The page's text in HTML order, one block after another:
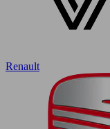
Renault